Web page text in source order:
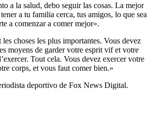
a la salud, debo seguir las cosas. La mejor
a tu familia cerca, tus amigos, lo que sea
a comenzar a comer mejor».
les choses les plus importantes. Vous devez
moyens de garder votre esprit vif et votre
Tout cela. Vous devez exercer votre
corps, et vous faut comer bien.»
deportivo de Fox News Digital.